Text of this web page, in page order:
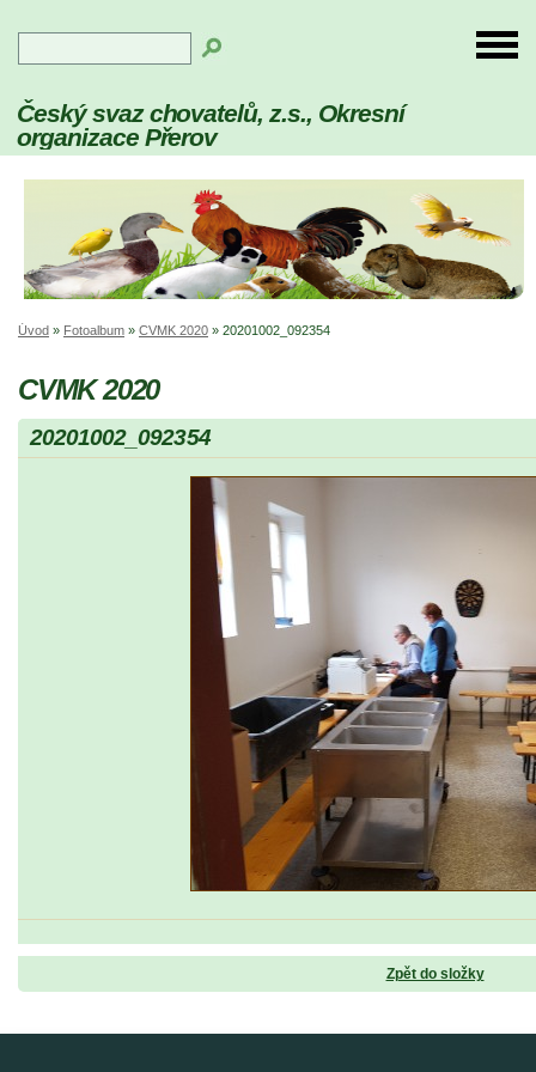
Český svaz chovatelů, z.s., Okresní
organizace Přerov
Úvod » Fotoalbum » CVMK 2020 » 20201002_092354
CVMK 2020
20201002_092354
Zpět do složky